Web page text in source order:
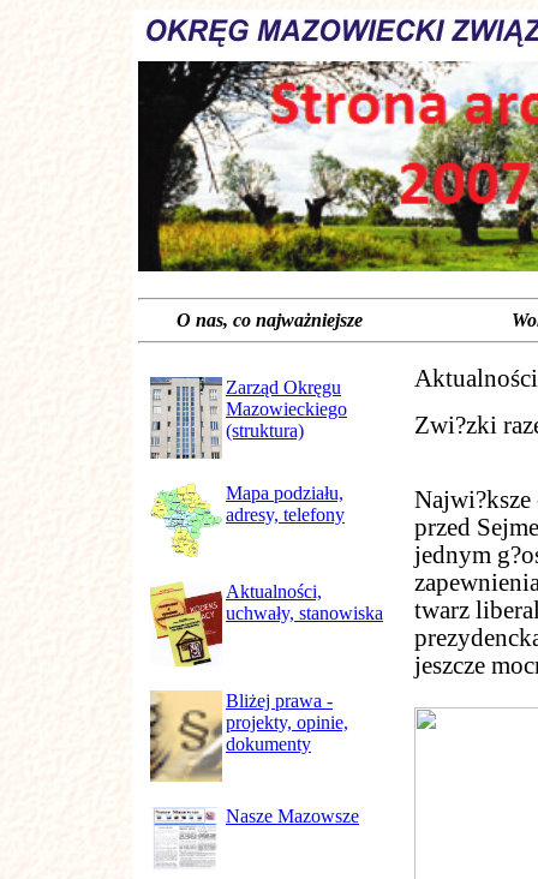
O nas, co najważniejsze Wokół
Zarząd Okręgu
Mazowieckiego
(struktura)
Mapa podziału,
adresy, telefony
Aktualności,
uchwały, stanowiska
Bliżej prawa -
projekty, opinie,
dokumenty
Nasze Mazowsze
Zwi?zki
przed
jednym
twarz
jeszcze